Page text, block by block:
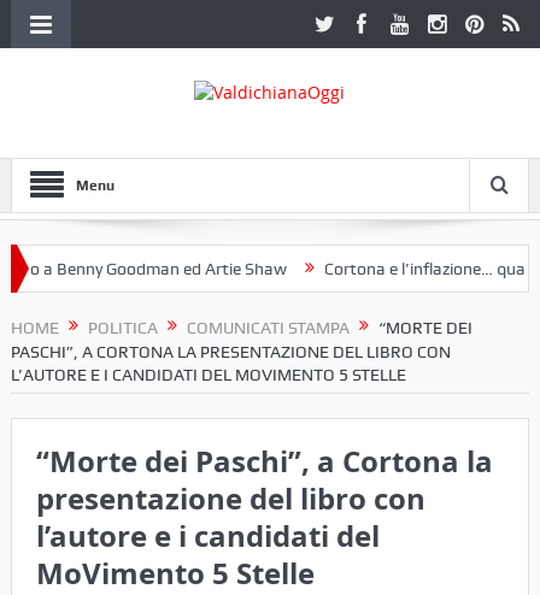
Menu
a Benny Goodman ed Artie Shaw Cortona e l’inflazione…
HOME POLITICA COMUNICATI STAMPA
“MORTE DEI
PASCHI”, A CORTONA LA PRESENTAZIONE DEL LIBRO CON
L’AUTORE E I CANDIDATI DEL MOVIMENTO 5 STELLE
“Morte dei Paschi”, a Cortona la
presentazione del libro con
l’autore e i candidati del
MoVimento 5 Stelle